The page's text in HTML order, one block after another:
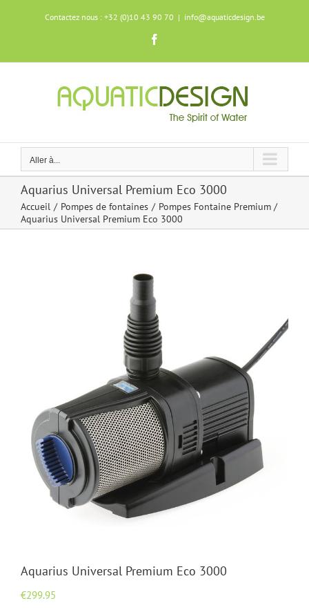
Contactez nous : +32 (0)10 43 90 70 | info@aquaticdesign.be
Aller à...
Aquarius Universal Premium Eco 3000
Accueil Pompes de fontaines
Pompes Fontaine Premium
Aquarius Universal Premium Eco 3000
Aquarius Universal Premium Eco 3000
€299.95